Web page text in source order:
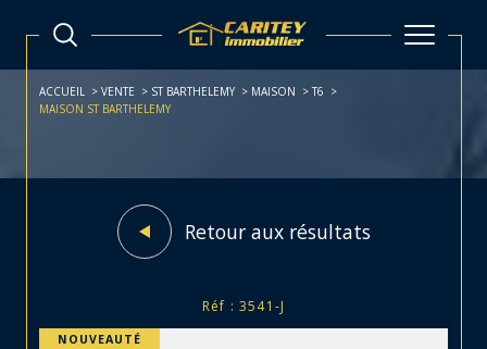
ACCUEIL VENTE ST BARTHELEMY MAISON
T6
MAISON ST BARTHELEMY
Retour aux résultats
Réf : 3541-J
NOUVEAUTÉ